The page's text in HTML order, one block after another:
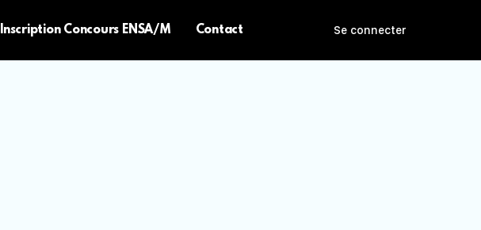
Inscription Concours ENSA/M Contact Se connecter